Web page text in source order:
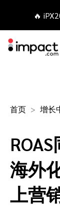
网红营
推荐营销
移动端
网红合
移动应
出海生
成功案例
新闻中心
可持续发
Italiano
Français
🔥
首页 增长
海外
上营